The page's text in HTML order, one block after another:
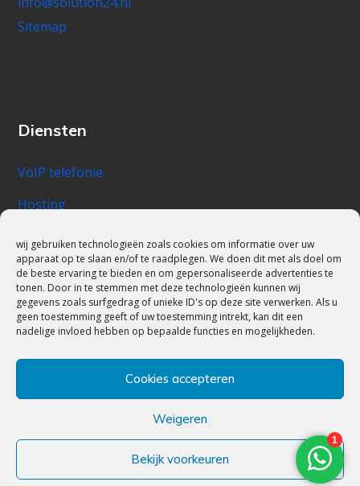
wij gebruiken technologieën zoals cookies om informatie over uw
apparaat op te slaan en/of te raadplegen. We doen dit met als doel om
de beste ervaring te bieden en om gepersonaliseerde advertenties te
tonen. Door in te stemmen met deze technologieën kunnen wij
gegevens zoals surfgedrag of unieke ID's op deze site verwerken. Als u
geen toestemming geeft of uw toestemming intrekt, kan dit een
nadelige invloed hebben op bepaalde functies en mogelijkheden.
Cookies accepteren
Weigeren
Bekijk voorkeuren
Sitemap
Diensten
VoIP telefonie
Hosting
Zakelijke mail
Werkplek
Managed Backup
Camera beveiliging